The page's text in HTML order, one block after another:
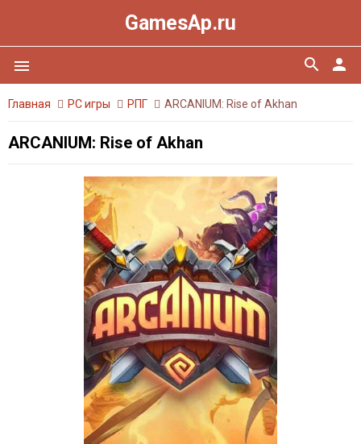
GamesAp.ru
menu person
search
Главная PC игры РПГ ARCANIUM: Rise of Akhan
ARCANIUM: Rise of Akhan